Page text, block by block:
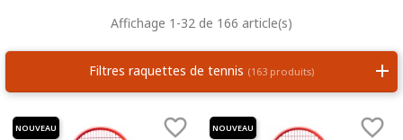
Affichage 1-32 de 166 article(s)
Filtres raquettes de tennis (163 produits)

NOUVEAU 
NOUVEAU